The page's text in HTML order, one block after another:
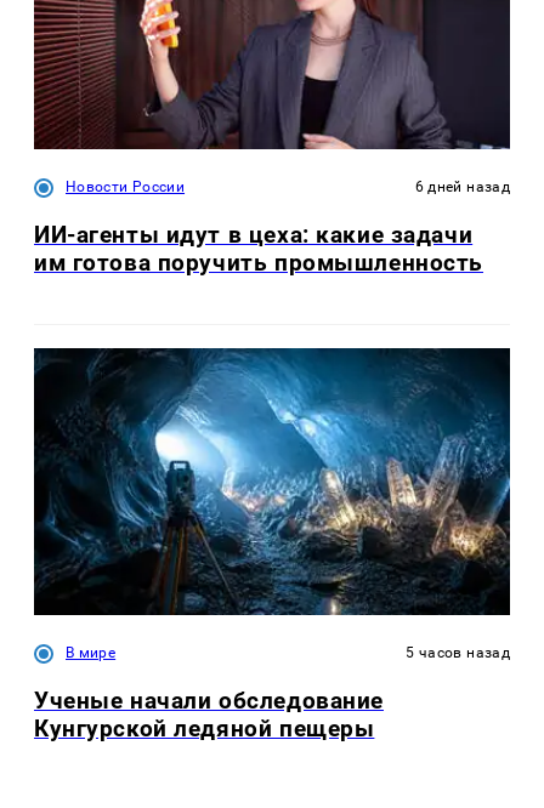
Новости России 6 дней назад
ИИ-агенты идут в цеха: какие задачи
им готова поручить промышленность
В мире 5 часов назад
Ученые начали обследование
Кунгурской ледяной пещеры